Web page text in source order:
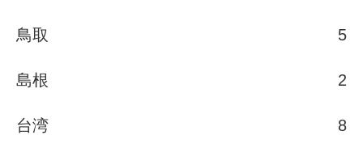
鳥取 5
島根 2
台湾 8